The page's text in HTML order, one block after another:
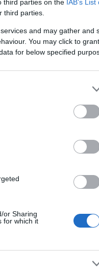
third parties on the IAB’s List
third parties.
and may gather and
You may click to
for below specified
or Sharing
for which it